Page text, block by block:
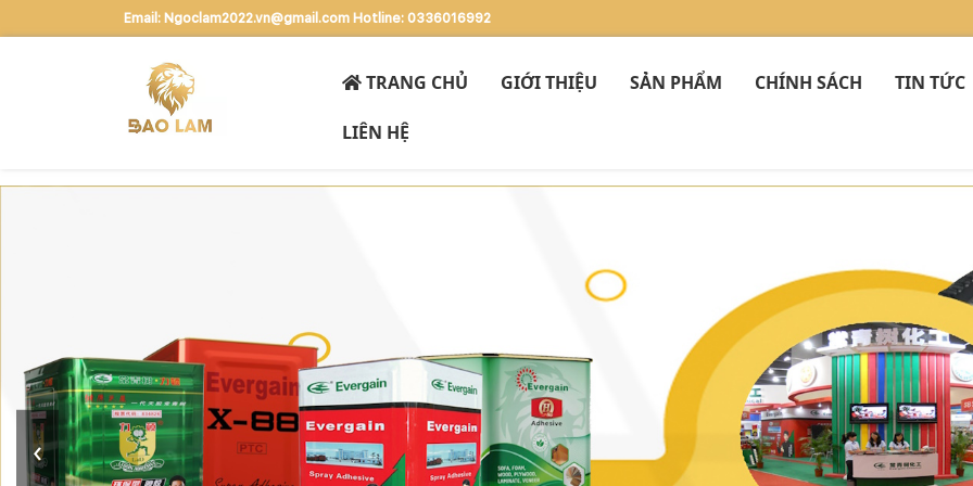
Email: Ngoclam2022.vn@gmail.com Hotline: 0336016992
TRANG CHỦ GIỚI THIỆU SẢN PHẨM CHÍNH SÁCH TIN TỨC
LIÊN HỆ
‹